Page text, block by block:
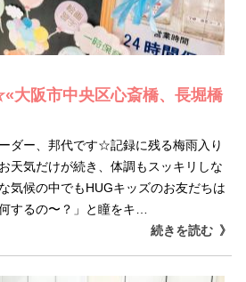
大阪市中央区心斎橋、長堀橋
ダー、邦代です☆記録に残る梅雨入り
天気だけが続き、体調もスッキリしな
気候の中でもHUGキッズのお友だちは
するの〜？」と瞳をキ…
続きを読む